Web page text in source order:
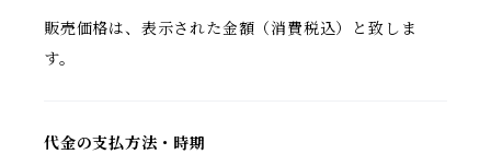
販売価格は、表示された金額（消費税込）と致しま
す。
代金の支払方法・時期